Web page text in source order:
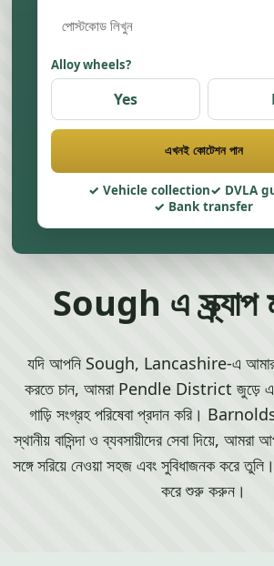
Alloy wheels?
Yes
এখনই কোটেশন পান
Vehicle collection
DVLA
Bank transfer
Sough এ স্ক্র্যাপ
যদি আপনি Sough, Lancashire-এ আমার
করতে চান, আমরা Pendle District জুড়ে একটি
গাড়ি সংগ্রহ পরিষেবা প্রদান করি।
স্থানীয় বাসিন্দা ও ব্যবসায়ীদের সেবা দিয়ে, আমরা
সঙ্গে সরিয়ে নেওয়া সহজ এবং সুবিধাজনক করে
করে শুরু করুন।